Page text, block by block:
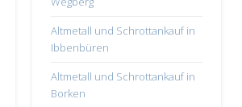
Altmetall und Schrottankauf in
Ibbenbüren
Altmetall und Schrottankauf in
Borken